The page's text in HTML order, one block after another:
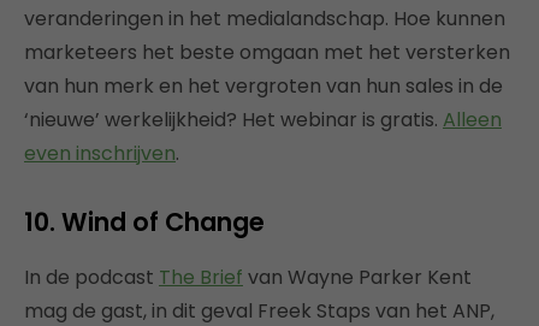
veranderingen in het medialandschap. Hoe kunnen
marketeers het beste omgaan met het versterken
van hun merk en het vergroten van hun sales in de
‘nieuwe’ werkelijkheid? Het webinar is gratis. Alleen
even inschrijven.
10. Wind of Change
In de podcast The Brief van Wayne Parker Kent
mag de gast, in dit geval Freek Staps van het ANP,